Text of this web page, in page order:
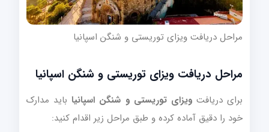
مراحل دریافت ویزای توریستی و شنگن اسپانیا
مراحل دریافت ویزای توریستی و شنگن اسپانیا
برای دریافتویزای توریستی و شنگن اسپانیا باید مدارک
خود را دقیق آماده کرده و طبق مراحل زیر اقدام کنید: